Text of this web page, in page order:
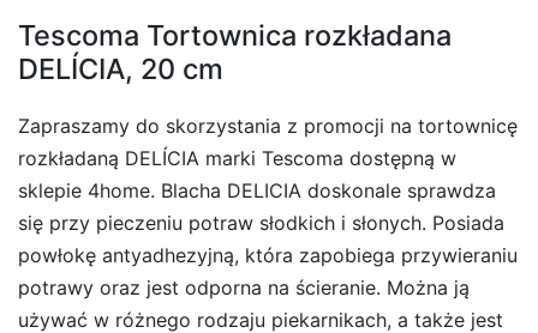
Tescoma Tortownica rozkładana
DELÍCIA, 20 cm
Zapraszamy do skorzystania z promocji na tortownicę
rozkładaną DELÍCIA marki Tescoma dostępną w
sklepie 4home. Blacha DELICIA doskonale sprawdza
się przy pieczeniu potraw słodkich i słonych. Posiada
powłokę antyadhezyjną, która zapobiega przywieraniu
potrawy oraz jest odporna na ścieranie. Można ją
używać w różnego rodzaju piekarnikach, a także jest